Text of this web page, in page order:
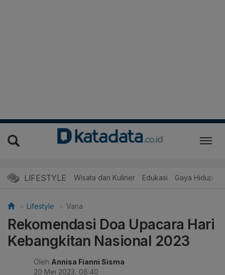
LIFESTYLE Wisata dan Kuliner Edukasi Gaya Hidup
Lifestyle Varia
Rekomendasi Doa Upacara Hari
Kebangkitan Nasional 2023
Oleh Annisa Fianni Sisma
20 Mei 2023, 08:40